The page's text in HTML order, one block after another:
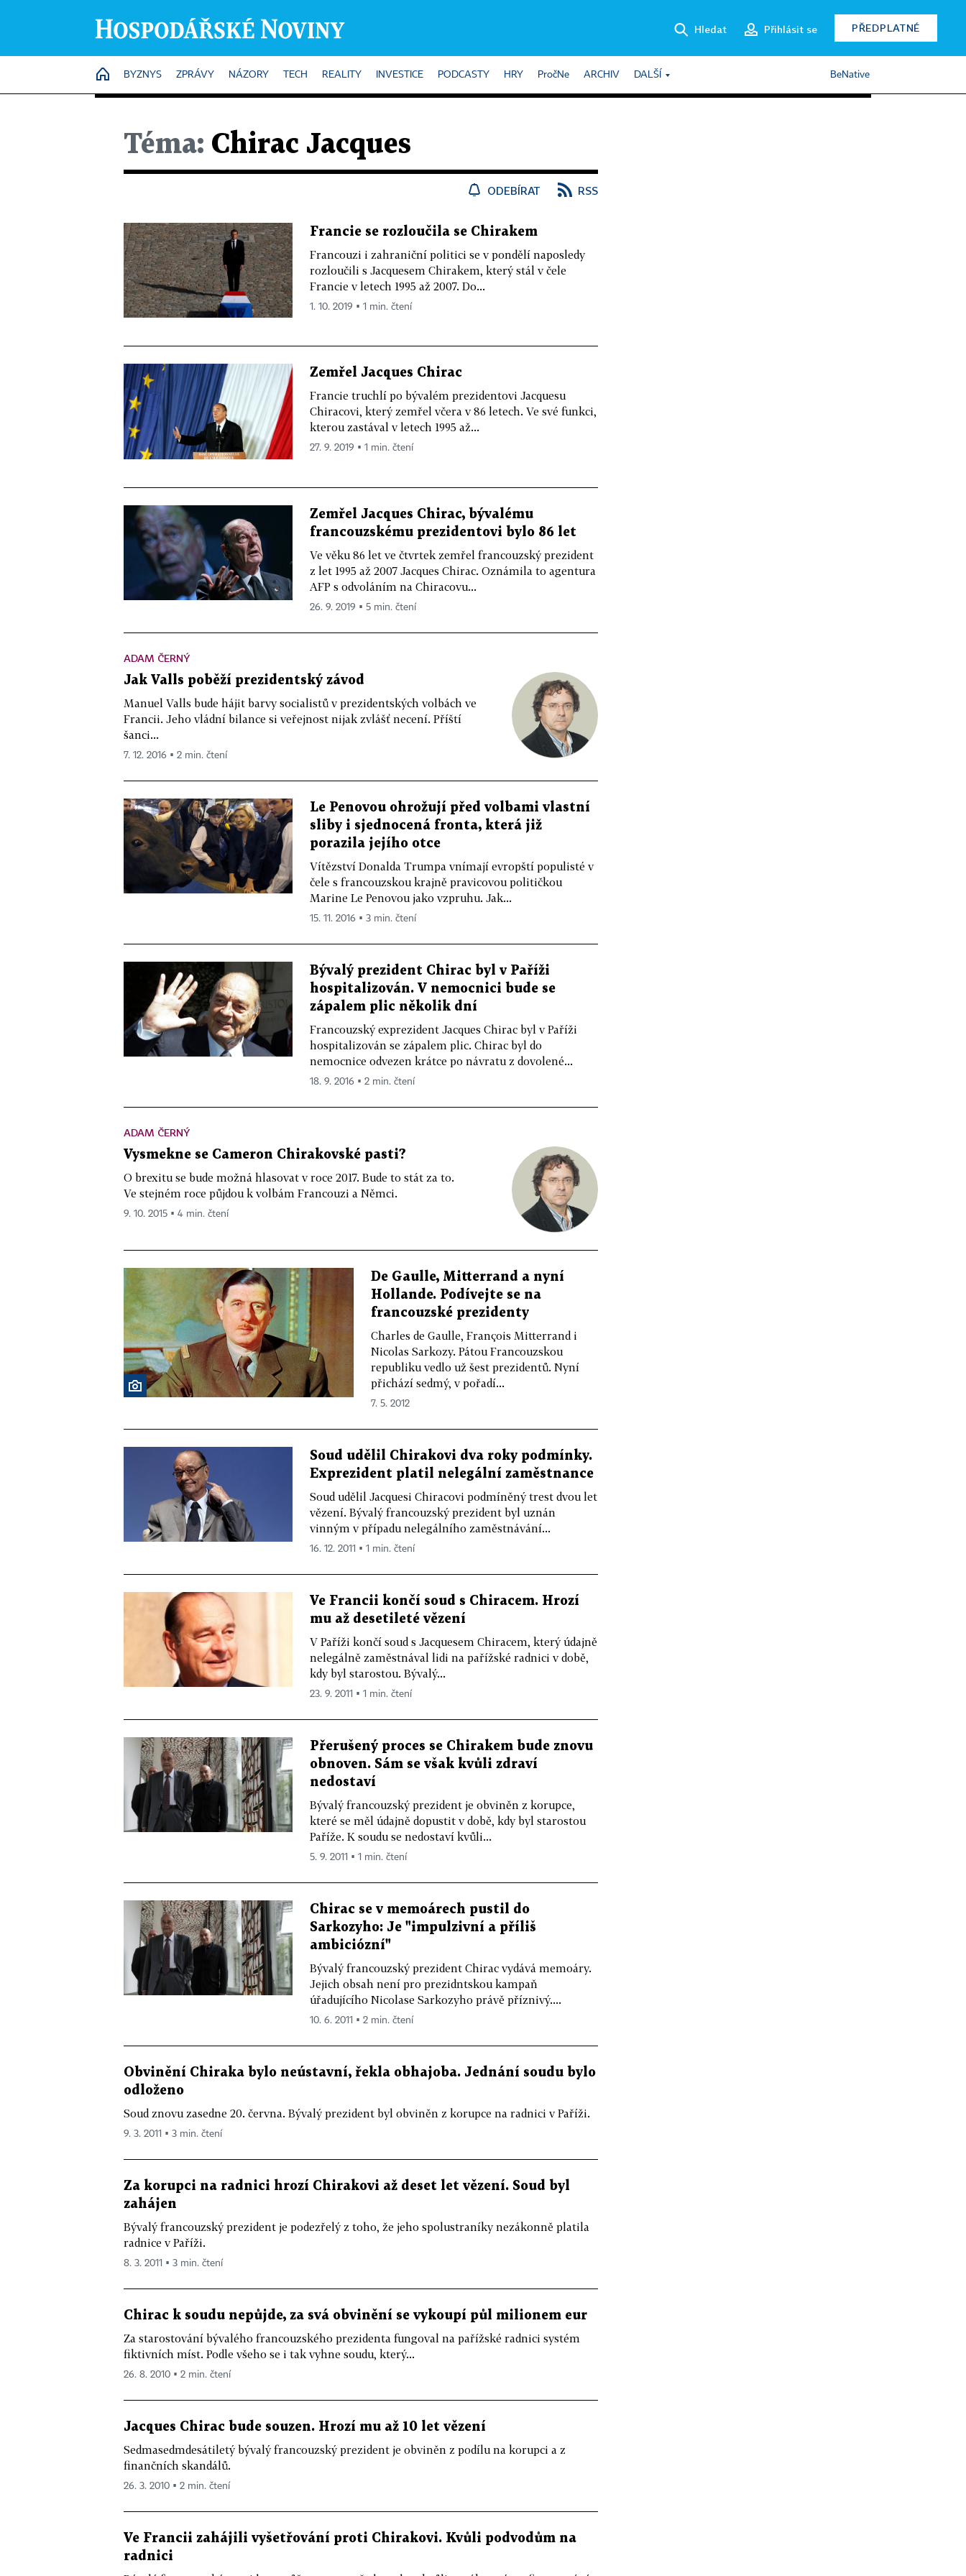
Hledat Přihlásit se PŘEDPLATNÉ
HOME
BYZNYS ZPRÁVY NÁZORY TECH REALITY INVESTICE PODCASTY HRY PročNe ARCHIV DALŠÍ BeNative
Téma: Chirac Jacques
ODEBÍRAT RSS
Francie se rozloučila se Chirakem
Francouzi i zahraniční politici se v pondělí naposledy
rozloučili s Jacquesem Chirakem, který stál v čele
Francie v letech 1995 až 2007. Do...
1. 10. 2019 ▪ 1 min. čtení
Zemřel Jacques Chirac
Francie truchlí po bývalém prezidentovi Jacquesu
Chiracovi, který zemřel včera v 86 letech. Ve své funkci,
kterou zastával v letech 1995 až...
27. 9. 2019 ▪ 1 min. čtení
Zemřel Jacques Chirac, bývalému
francouzskému prezidentovi bylo 86 let
Ve věku 86 let ve čtvrtek zemřel francouzský prezident
z let 1995 až 2007 Jacques Chirac. Oznámila to agentura
AFP s odvoláním na Chiracovu...
26. 9. 2019 ▪ 5 min. čtení
ADAM ČERNÝ
Jak Valls poběží prezidentský závod
Manuel Valls bude hájit barvy socialistů v prezidentských volbách ve
Francii. Jeho vládní bilance si veřejnost nijak zvlášť necení. Příští
šanci...
7. 12. 2016 ▪ 2 min. čtení
Le Penovou ohrožují před volbami vlastní
sliby i sjednocená fronta, která již
porazila jejího otce
Vítězství Donalda Trumpa vnímají evropští populisté v
čele s francouzskou krajně pravicovou političkou
Marine Le Penovou jako vzpruhu. Jak...
15. 11. 2016 ▪ 3 min. čtení
Bývalý prezident Chirac byl v Paříži
hospitalizován. V nemocnici bude se
zápalem plic několik dní
Francouzský exprezident Jacques Chirac byl v Paříži
hospitalizován se zápalem plic. Chirac byl do
nemocnice odvezen krátce po návratu z dovolené...
18. 9. 2016 ▪ 2 min. čtení
ADAM ČERNÝ
Vysmekne se Cameron Chirakovské pasti?
O brexitu se bude možná hlasovat v roce 2017. Bude to stát za to.
Ve stejném roce půjdou k volbám Francouzi a Němci.
9. 10. 2015 ▪ 4 min. čtení
De Gaulle, Mitterrand a nyní
Hollande. Podívejte se na
francouzské prezidenty
Charles de Gaulle, François Mitterrand i
Nicolas Sarkozy. Pátou Francouzskou
republiku vedlo už šest prezidentů. Nyní
přichází sedmý, v pořadí...
7. 5. 2012
Soud udělil Chirakovi dva roky podmínky.
Exprezident platil nelegální zaměstnance
Soud udělil Jacquesi Chiracovi podmíněný trest dvou let
vězení. Bývalý francouzský prezident byl uznán
vinným v případu nelegálního zaměstnávání...
16. 12. 2011 ▪ 1 min. čtení
Ve Francii končí soud s Chiracem. Hrozí
mu až desetileté vězení
V Paříži končí soud s Jacquesem Chiracem, který údajně
nelegálně zaměstnával lidi na pařížské radnici v době,
kdy byl starostou. Bývalý...
23. 9. 2011 ▪ 1 min. čtení
Přerušený proces se Chirakem bude znovu
obnoven. Sám se však kvůli zdraví
nedostaví
Bývalý francouzský prezident je obviněn z korupce,
které se měl údajně dopustit v době, kdy byl starostou
Paříže. K soudu se nedostaví kvůli...
5. 9. 2011 ▪ 1 min. čtení
Chirac se v memoárech pustil do
Sarkozyho: Je "impulzivní a příliš
ambiciózní"
Bývalý francouzský prezident Chirac vydává memoáry.
Jejich obsah není pro prezidntskou kampaň
úřadujícího Nicolase Sarkozyho právě příznivý....
10. 6. 2011 ▪ 2 min. čtení
Obvinění Chiraka bylo neústavní, řekla obhajoba. Jednání soudu bylo
odloženo
Soud znovu zasedne 20. června. Bývalý prezident byl obviněn z korupce na radnici v Paříži.
9. 3. 2011 ▪ 3 min. čtení
Za korupci na radnici hrozí Chirakovi až deset let vězení. Soud byl
zahájen
Bývalý francouzský prezident je podezřelý z toho, že jeho spolustraníky nezákonně platila
radnice v Paříži.
8. 3. 2011 ▪ 3 min. čtení
Chirac k soudu nepůjde, za svá obvinění se vykoupí půl milionem eur
Za starostování bývalého francouzského prezidenta fungoval na pařížské radnici systém
fiktivních míst. Podle všeho se i tak vyhne soudu, který...
26. 8. 2010 ▪ 2 min. čtení
Jacques Chirac bude souzen. Hrozí mu až 10 let vězení
Sedmasedmdesátiletý bývalý francouzský prezident je obviněn z podílu na korupci a z
finančních skandálů.
26. 3. 2010 ▪ 2 min. čtení
Ve Francii zahájili vyšetřování proti Chirakovi. Kvůli podvodům na
radnici